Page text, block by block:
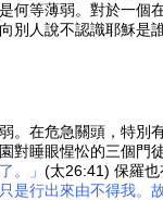
何等薄弱。對於一個
別人說不認識耶穌是
。在危急關頭，特別
對睡眼惺忪的三個門
。」(太26:41) 保羅也
是行出來由不得我。